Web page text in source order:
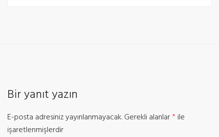
Bir yanıt yazın
E-posta adresiniz yayınlanmayacak.Gerekli alanlar* ile
işaretlenmişlerdir